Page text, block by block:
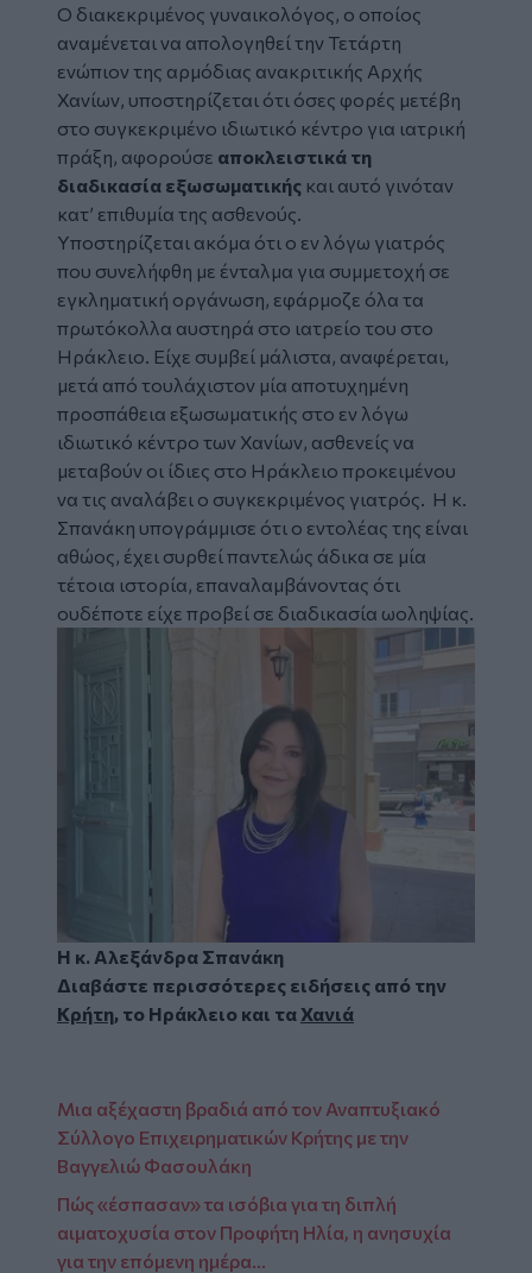
Ο διακεκριμένος γυναικολόγος, ο οποίος
αναμένεται να απολογηθεί την Τετάρτη
ενώπιον της αρμόδιας ανακριτικής Αρχής
Χανίων, υποστηρίζεται ότι όσες φορές μετέβη
στο συγκεκριμένο ιδιωτικό κέντρο για ιατρική
πράξη, αφορούσε αποκλειστικά τη
διαδικασία εξωσωματικής και αυτό γινόταν
κατ’ επιθυμία της ασθενούς.
Υποστηρίζεται ακόμα ότι ο εν λόγω γιατρός
που συνελήφθη με ένταλμα για συμμετοχή σε
εγκληματική οργάνωση, εφάρμοζε όλα τα
πρωτόκολλα αυστηρά στο ιατρείο του στο
Ηράκλειο. Είχε συμβεί μάλιστα, αναφέρεται,
μετά από τουλάχιστον μία αποτυχημένη
προσπάθεια εξωσωματικής στο εν λόγω
ιδιωτικό κέντρο των Χανίων, ασθενείς να
μεταβούν οι ίδιες στο Ηράκλειο προκειμένου
να τις αναλάβει ο συγκεκριμένος γιατρός. Η κ.
Σπανάκη υπογράμμισε ότι ο εντολέας της είναι
αθώος, έχει συρθεί παντελώς άδικα σε μία
τέτοια ιστορία, επαναλαμβάνοντας ότι
ουδέποτε είχε προβεί σε διαδικασία ωοληψίας.
Η κ. Αλεξάνδρα Σπανάκη
Διαβάστε περισσότερες ειδήσεις από την
Κρήτη, το Ηράκλειο και τα Χανιά
Μια αξέχαστη βραδιά από τον Αναπτυξιακό
Σύλλογο Επιχειρηματικών Κρήτης με την
Βαγγελιώ Φασουλάκη
Πώς «έσπασαν» τα ισόβια για τη διπλή
αιματοχυσία στον Προφήτη Ηλία, η ανησυχία
για την επόμενη ημέρα…